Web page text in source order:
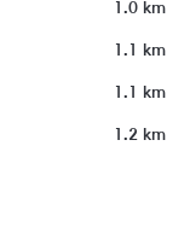
1.0 km
1.1 km
1.1 km
1.2 km